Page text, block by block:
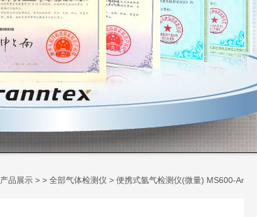
产品展示 > > 全部气体检测仪 > 便携式氩气检测仪(微量) MS600-Ar